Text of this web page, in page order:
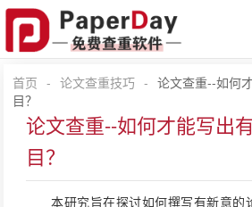
首页 - 论文查重技巧 - 论文查重--如何
目？
论文查重--如何才能写出
目？
本研究旨在探讨如何撰写有新意的